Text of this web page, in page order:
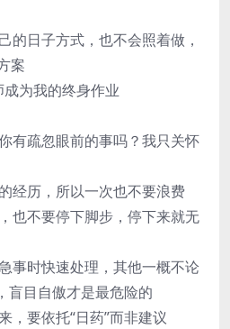
的日子方式，也不会照着做，
案
为我的终身作业
有疏忽眼前的事吗？我只关怀
经历，所以一次也不要浪费
也不要停下脚步，停下来就无
事时快速处理，其他一概不论
盲目自傲才是最危险的
，要依托“日药”而非建议